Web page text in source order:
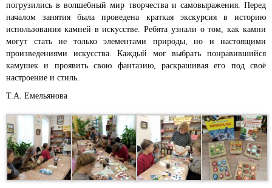
погрузились в волшебный мир творчества и самовыражения. Перед
началом занятия была проведена краткая экскурсия в историю
использования камней в искусстве. Ребята узнали о том, как камни
могут стать не только элементами природы, но и настоящими
произведениями искусства. Каждый мог выбрать понравившийся
камушек и проявить свою фантазию, раскрашивая его под своё
настроение и стиль.
Т.А. Емельянова